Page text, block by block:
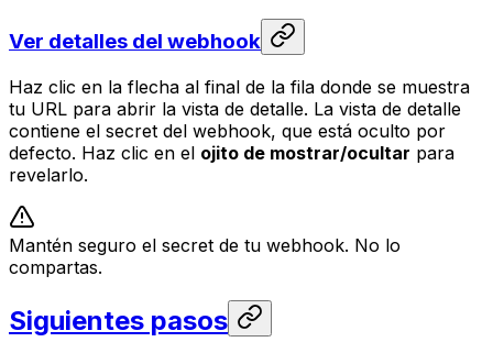
Ver detalles del webhook
Haz clic en la flecha al final de la fila donde se muestra
tu URL para abrir la vista de detalle. La vista de detalle
contiene el secret del webhook, que está oculto por
defecto. Haz clic en el ojito de mostrar/ocultar para
revelarlo.
Mantén seguro el secret de tu webhook. No lo
compartas.
Siguientes pasos